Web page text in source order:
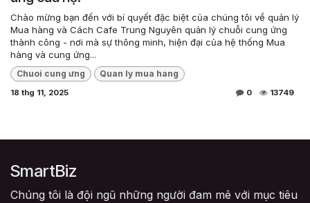
Chào mừng bạn đến với bí quyết đặc biệt của chúng tôi về quản lý
Mua hàng và Cách Cafe Trung Nguyên quản lý chuỗi cung ứng
thành công - nơi mà sự thông minh, hiện đại của hệ thống Mua
hàng và cung ứng...
Chuoi cung ưng Quan ly mua hang
18 thg 11, 2025 0 13749
SmartBiz
Chúng tôi là đội ngũ những người đam mê với mục tiêu